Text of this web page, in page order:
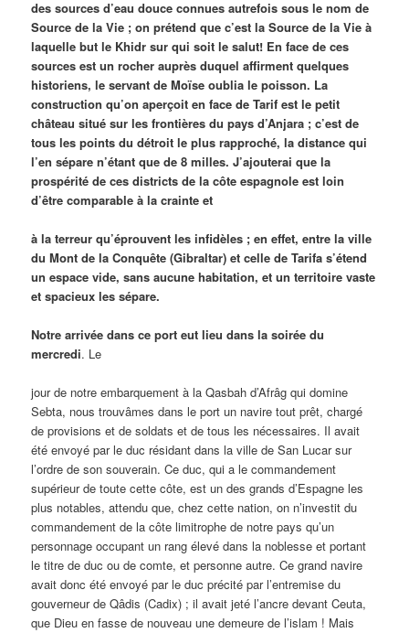
des sources d’eau douce connues autrefois sous le nom de
Source de la Vie ; on prétend que c’est la Source de la Vie à
laquelle but le Khidr sur qui soit le salut! En face de ces
sources est un rocher auprès duquel affirment quelques
historiens, le servant de Moïse oublia le poisson. La
construction qu’on aperçoit en face de Tarif est le petit
château situé sur les frontières du pays d’Anjara ; c’est de
tous les points du détroit le plus rapproché, la distance qui
l’en sépare n’étant que de 8 milles. J’ajouterai que la
prospérité de ces districts de la côte espagnole est loin
d’être comparable à la crainte et
à la terreur qu’éprouvent les infidèles ; en effet, entre la ville
du Mont de la Conquête (Gibraltar) et celle de Tarifa s’étend
un espace vide, sans aucune habitation, et un territoire vaste
et spacieux les sépare.
Notre arrivée dans ce port eut lieu dans la soirée du
mercredi. Le
jour de notre embarquement à la Qasbah d’Afrâg qui domine
Sebta, nous trouvâmes dans le port un navire tout prêt, chargé
de provisions et de soldats et de tous les nécessaires. Il avait
été envoyé par le duc résidant dans la ville de San Lucar sur
l’ordre de son souverain. Ce duc, qui a le commandement
supérieur de toute cette côte, est un des grands d’Espagne les
plus notables, attendu que, chez cette nation, on n’investit du
commandement de la côte limitrophe de notre pays qu’un
personnage occupant un rang élevé dans la noblesse et portant
le titre de duc ou de comte, et personne autre. Ce grand navire
avait donc été envoyé par le duc précité par l’entremise du
gouverneur de Qâdis (Cadix) ; il avait jeté l’ancre devant Ceuta,
que Dieu en fasse de nouveau une demeure de l’islam ! Mais